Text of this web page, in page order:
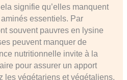
signifie qu’elles manquent
essentiels. Par
souvent pauvres en lysine
peuvent manquer de
nutritionnelle invite à la
pour assurer un apport
les végétariens et végétaliens.